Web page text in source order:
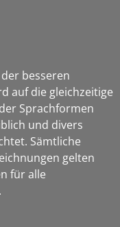
besseren
auf die gleichzeitige
Sprachformen
und divers
Sämtliche
gelten
für alle